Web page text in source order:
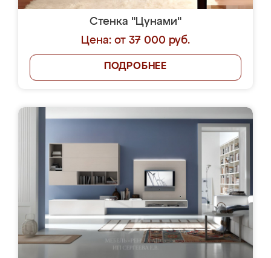
Стенка "Цунами"
Цена: от 37 000 руб.
ПОДРОБНЕЕ